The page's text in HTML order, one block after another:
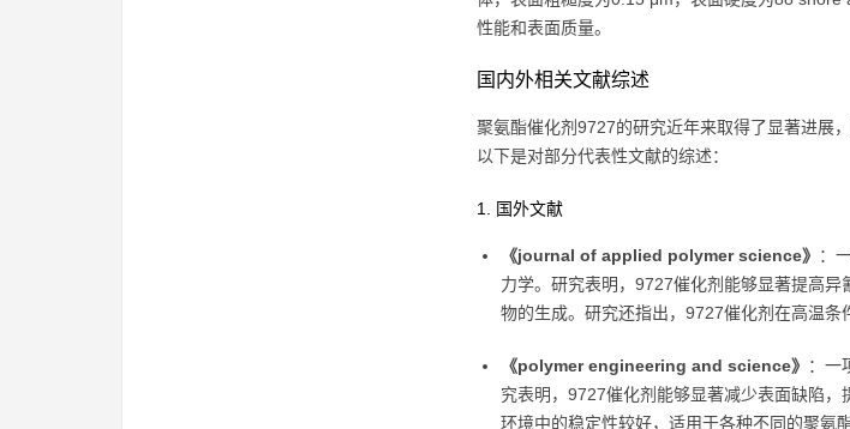
性能和表面质量。
国内外相关文献综述
聚氨酯催化剂9727的研究近年来取得了显著进展
以下是对部分代表性文献的综述：
1. 国外文献
《journal of applied polymer science》 ：
力学。研究表明，9727催化剂能够显著提高
物的生成。研究还指出，9727催化剂在高温条
《polymer engineering and science》 ：一
究表明，9727催化剂能够显著减少表面缺陷
环境中的稳定性较好，适用于各种不同的聚氨酯